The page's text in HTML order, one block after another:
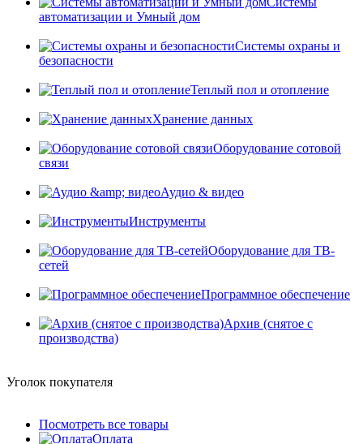
автоматизации и Умный дом
Системы охраны и
безопасности
Теплый пол и отопление
Хранение данных
Оборудование сотовой
связи
Аудио & видео
Инструменты
Оборудование для ТВ-
сетей
Программное обеспечение
Архив (снятое с
производства)
Уголок покупателя
Посмотреть все товары
Оплата